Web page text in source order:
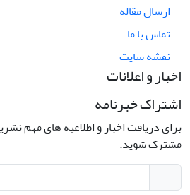
ارسال مقاله
تماس با ما
نقشه سایت
اخبار و اعلانات
اشتراک خبرنامه
برای دریافت اخبار و اطلاعیه های مهم
مشترک شوید.